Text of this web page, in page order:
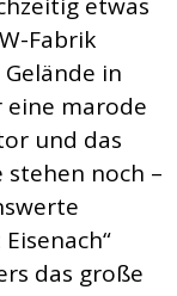
Fabrik
in
eine marode
und das
noch –
das große